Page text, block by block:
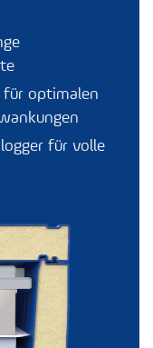
für optimalen
für volle